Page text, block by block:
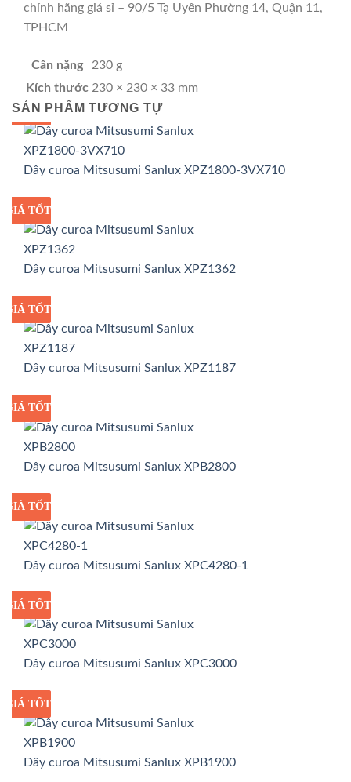
chính hãng giá sỉ – 90/5 Tạ Uyên Phường 14, Quận 11,
TPHCM
Cân nặng
230 g
Kích thước 230 × 230 × 33 mm
SẢN PHẨM TƯƠNG TỰ
GIÁ SỈ
GIÁ TỐT
Dây curoa Mitsusumi Sanlux XPZ1800-3VX710
GIÁ SỈ
GIÁ TỐT
Dây curoa Mitsusumi Sanlux XPZ1362
GIÁ SỈ
GIÁ TỐT
Dây curoa Mitsusumi Sanlux XPZ1187
GIÁ SỈ
GIÁ TỐT
Dây curoa Mitsusumi Sanlux XPB2800
GIÁ SỈ
GIÁ TỐT
Dây curoa Mitsusumi Sanlux XPC4280-1
GIÁ SỈ
GIÁ TỐT
Dây curoa Mitsusumi Sanlux XPC3000
GIÁ SỈ
GIÁ TỐT
Dây curoa Mitsusumi Sanlux XPB1900